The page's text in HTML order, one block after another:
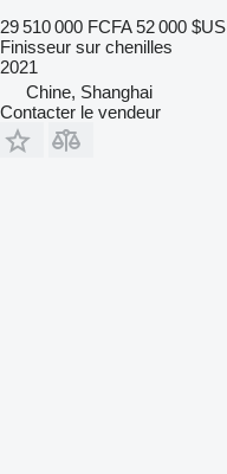
29 510 000 FCFA 52 000 $US
Finisseur sur chenilles
2021
Chine, Shanghai
Contacter le vendeur